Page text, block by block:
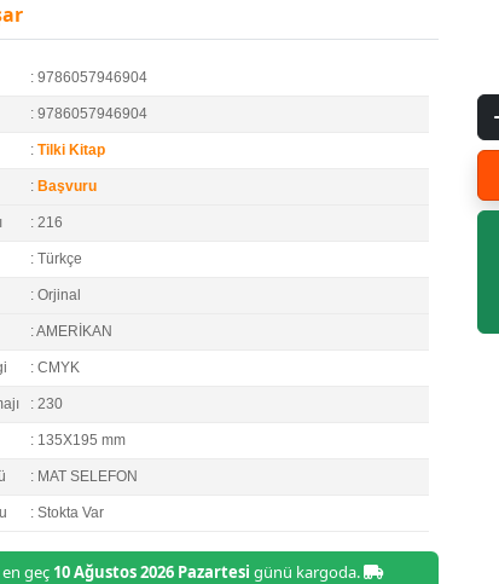
: 9786057946904
: 9786057946904
: Tilki Kitap
: Başvuru
: 216
: Türkçe
: Orjinal
: AMERİKAN
: CMYK
: 230
: 135X195 mm
: MAT SELEFON
: Stokta Var
geç 10 Ağustos 2026 Pazartesi günü kargoda.